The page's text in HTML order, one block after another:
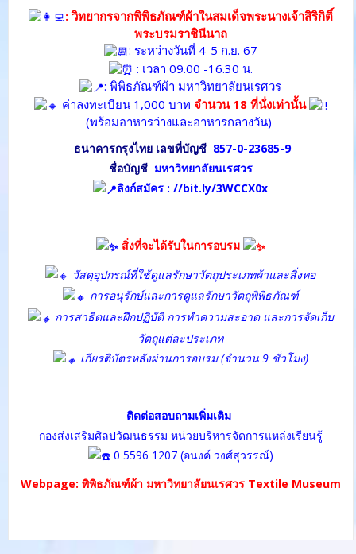
: วิทยากรจากพิพิธภัณฑ์ผ้าในสมเด็จพระนางเจ้าสิริกิติ์
พระบรมราชินีนาถ
: ระหว่างวันที่ 4-5 ก.ย. 67
: เวลา 09.00 -16.30 น.
: พิพิธภัณฑ์ผ้า มหาวิทยาลัยนเรศวร
ค่าลงทะเบียน 1,000 บาท จำนวน 18 ที่นั่งเท่านั้น
(พร้อมอาหารว่างและอาหารกลางวัน)
ธนาคารกรุงไทย เลขที่บัญชี 857-0-23685-9
ชื่อบัญชีมหาวิทยาลัยนเรศวร
ลิงก์สมัคร ://bit.ly/3WCCX0x
สิ่งที่จะได้รับในการอบรม
วัสดุอุปกรณ์ที่ใช้ดูแลรักษาวัตถุประเภทผ้าและสิ่งทอ
การอนุรักษ์และการดูแลรักษาวัตถุพิพิธภัณฑ์
การสาธิตและฝึกปฏิบัติ การทำความสะอาด และการจัดเก็บ
วัตถุแต่ละประเภท
เกียรติบัตรหลังผ่านการอบรม (จำนวน 9 ชั่วโมง)
ติดต่อสอบถามเพิ่มเติม
กองส่งเสริมศิลปวัฒนธรรม หน่วยบริหารจัดการแหล่งเรียนรู้
0 5596 1207 (อนงค์ วงศ์สุวรรณ์)
Webpage: พิพิธภัณฑ์ผ้า มหาวิทยาลัยนเรศวร Textile Museum